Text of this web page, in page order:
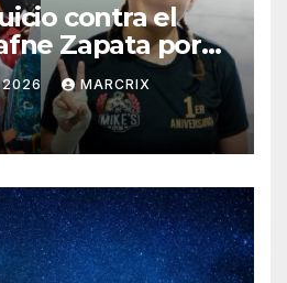
contra el
Zapata por
contra su
2026 MARCRIX